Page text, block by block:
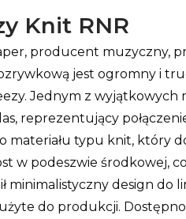
Knit RNR
producent muzyczny,
jest ogromny i
Jednym z
reprezentujący
materiału typu knit, który
podeszwie środkowej,
design do
do produkcji.